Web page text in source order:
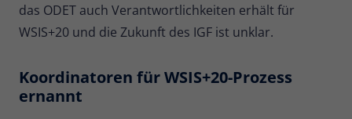
das ODET auch Verantwortlichkeiten erhält für
WSIS+20 und die Zukunft des IGF ist unklar.
Koordinatoren für WSIS+20-Prozess
ernannt
Laufzeit 30 Minuten
Zweck
Daten für den Besuch verwendet